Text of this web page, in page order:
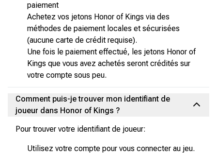
paiement
Achetez vos jetons Honor of Kings via des
méthodes de paiement locales et sécurisées
(aucune carte de crédit requise).
Une fois le paiement effectué, les jetons Honor of
Kings que vous avez achetés seront crédités sur
votre compte sous peu.
Comment puis-je trouver mon identifiant de
joueur dans Honor of Kings ?
Pour trouver votre identifiant de joueur:
Utilisez votre compte pour vous connecter au jeu.